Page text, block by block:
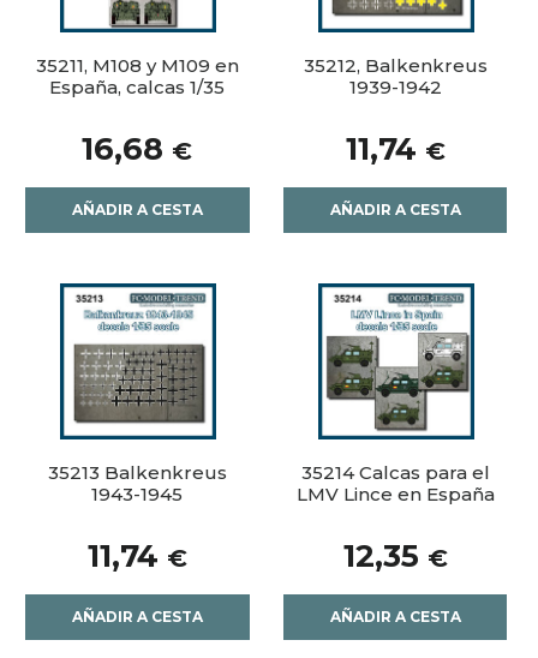
35211, M108 y M109 en
España, calcas 1/35
16,68 €
AÑADIR A CESTA
35212, Balkenkreus
1939-1942
11,74 €
AÑADIR A CESTA
35213 Balkenkreus
1943-1945
11,74 €
AÑADIR A CESTA
35214 Calcas para el
LMV Lince en España
12,35 €
AÑADIR A CESTA